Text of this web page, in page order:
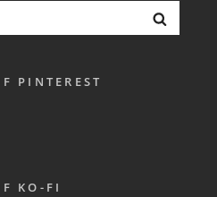
PINTEREST
KO-FI